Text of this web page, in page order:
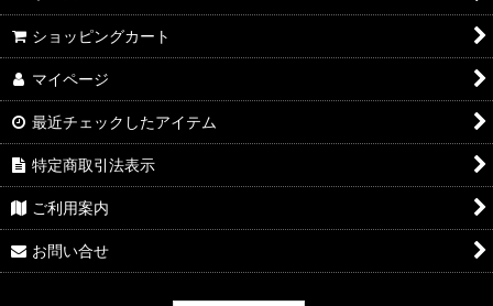
ショッピングカート
マイページ
最近チェックしたアイテム
特定商取引法表示
ご利用案内
お問い合せ